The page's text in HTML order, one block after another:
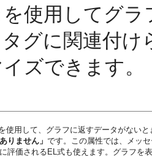
使用してグ
グに関連付
ズできます。
使用して、グラフに返すデータがない
りません」 です。この属性では、メッ
評価されるEL式も使えます。グラフを